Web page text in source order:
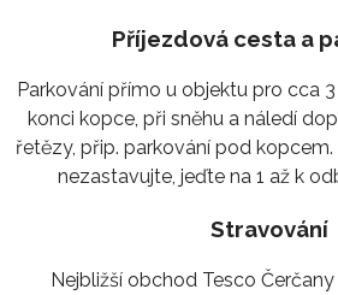
Příjezdová cesta a
Parkování přímo u objektu pro cca
konci kopce, při sněhu a náledí
řetězy, přip. parkování pod
nezastavujte, jeďte na 1 až k
Stravování
Nejbližší obchod Tesco